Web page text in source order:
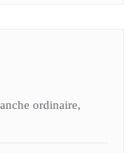
ordinaire,